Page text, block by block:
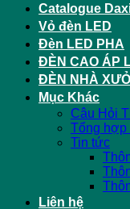
Catalogue
Vỏ đèn LED
Đèn LED PHA
ĐÈN CAO ÁP
ĐÈN NHÀ
Mục Khác
Câu Hỏi
Tổng hợp
Tin tức
Liên hệ